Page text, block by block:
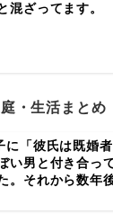
混ざってます。
・生活まとめ
に「彼氏は既婚
い男と付き合っ
。それから数年